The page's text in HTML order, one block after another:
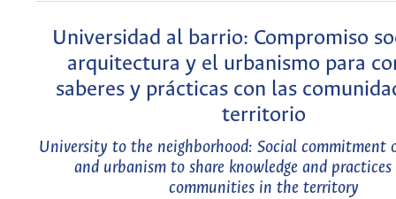
Universidad al barrio: Compromiso
arquitectura y el urbanismo para
saberes y prácticas con las
territorio
University to the neighborhood: Social commitment
and urbanism to share knowledge and
communities in the territory